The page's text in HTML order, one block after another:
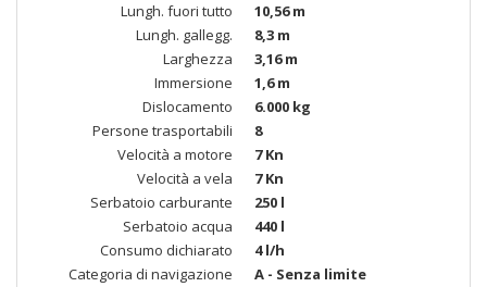
Lungh. fuori tutto
10,56 m
Lungh. gallegg.
8,3 m
Larghezza
3,16 m
Immersione
1,6 m
Dislocamento
6.000 kg
Persone trasportabili
8
Velocità a motore
7 Kn
Velocità a vela
7 Kn
Serbatoio carburante
250 l
Serbatoio acqua
440 l
Consumo dichiarato
4 l/h
Categoria di navigazione
A - Senza limite